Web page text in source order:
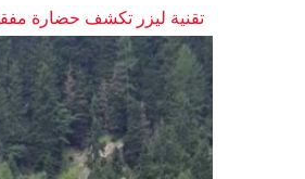
تقنية ليزر تكشف حضارة